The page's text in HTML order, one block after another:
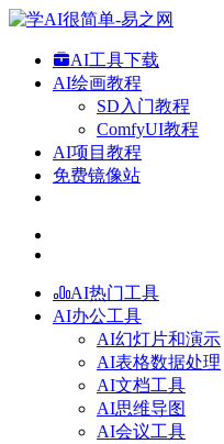
AI工具下载
AI绘画教程
SD入门教程
ComfyUI教程
AI项目教程
免费镜像站
AI热门工具
AI办公工具
AI幻灯片和演示
AI表格数据处理
AI文档工具
AI思维导图
AI会议工具